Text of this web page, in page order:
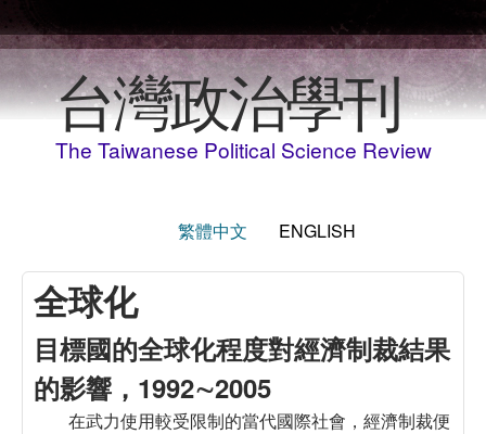
台灣政治學刊
The Taiwanese Political Science Review
繁體中文 ENGLISH
全球化
目標國的全球化程度對經濟制裁結果
的影響，1992∼2005
在武力使用較受限制的當代國際社會，經濟制裁便